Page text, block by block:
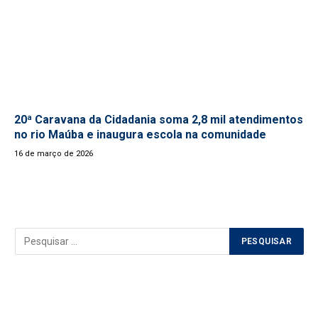
20ª Caravana da Cidadania soma 2,8 mil atendimentos
no rio Maúba e inaugura escola na comunidade
16 de março de 2026